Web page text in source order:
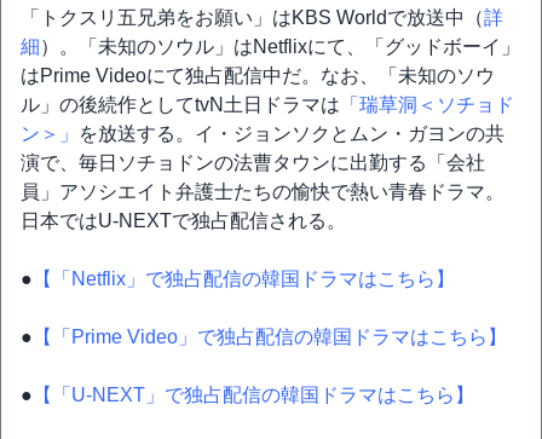
「トクスリ五兄弟をお願い」はKBS Worldで放送中（詳
細）。「未知のソウル」はNetflixにて、「グッドボーイ」
はPrime Videoにて独占配信中だ。なお、「未知のソウ
ル」の後続作としてtvN土日ドラマは 「瑞草洞＜ソチョド
ン＞」
を放送する。イ・ジョンソクとムン・ガヨンの共
演で、毎日ソチョドンの法曹タウンに出勤する「会社
員」アソシエイト弁護士たちの愉快で熱い青春ドラマ。
日本ではU-NEXTで独占配信される。
● 【「Netflix」で独占配信の韓国ドラマはこちら】
● 【「Prime Video」で独占配信の韓国ドラマはこちら】
● 【「U-NEXT」で独占配信の韓国ドラマはこちら】